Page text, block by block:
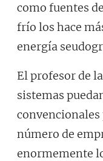
como fuentes
frío los hace
energía
El profesor de
sistemas
número de
enormemente